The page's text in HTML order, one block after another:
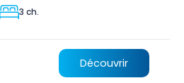
3 ch.
Découvrir